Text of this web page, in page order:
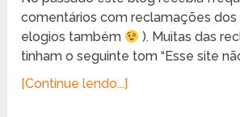
comentários com reclamações dos
elogios também
). Muitas das
tinham o seguinte tom “Esse site
[Continue lendo...]